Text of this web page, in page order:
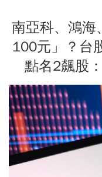
南亞科、鴻海
100元」？台
點名2飆股